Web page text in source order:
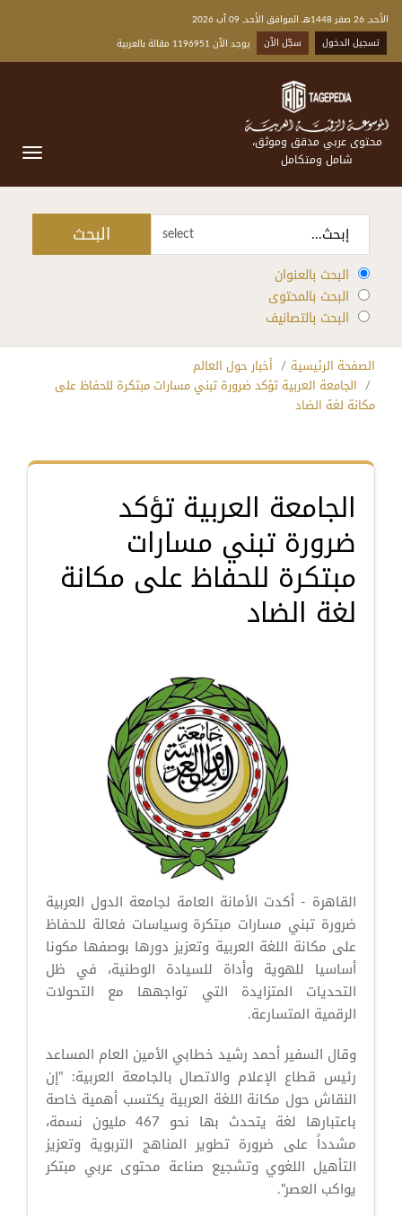
الأحد, 26 صفر 1448هـ الموافق الأحد, 09 آب 2026
تسجيل الدخول
سجّل الآن يوجد الآن 1196951 مقالة بالعربية
محتوى عربي مدقق وموثق،
شامل ومتكامل
select البحث
البحث بالعنوان
البحث بالمحتوى
البحث بالتصانيف
الصفحة الرئيسية
أخبار حول العالم
الجامعة العربية تؤكد ضرورة تبني مسارات مبتكرة للحفاظ على
مكانة لغة الضاد
الجامعة العربية تؤكد
ضرورة تبني مسارات
مبتكرة للحفاظ على مكانة
لغة الضاد
القاهرة - أكدت الأمانة العامة لجامعة الدول العربية
ضرورة تبني مسارات مبتكرة وسياسات فعالة للحفاظ
على مكانة اللغة العربية وتعزيز دورها بوصفها مكونا
أساسيا للهوية وأداة للسيادة الوطنية، في ظل
التحديات المتزايدة التي تواجهها مع التحولات
الرقمية المتسارعة.
وقال السفير أحمد رشيد خطابي الأمين العام المساعد
رئيس قطاع الإعلام والاتصال بالجامعة العربية: "إن
النقاش حول مكانة اللغة العربية يكتسب أهمية خاصة
باعتبارها لغة يتحدث بها نحو 467 مليون نسمة،
مشدداً على ضرورة تطوير المناهج التربوية وتعزيز
التأهيل اللغوي وتشجيع صناعة محتوى عربي مبتكر
يواكب العصر".